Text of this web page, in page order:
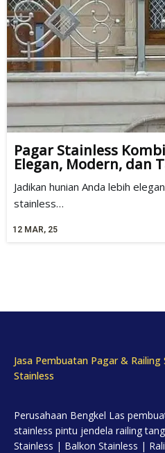
Pagar Stainless
Elegan, Modern, dan
12 MAR, 25
Jadikan hunian Anda lebih
stainless…
Jasa Pembuatan Pagar &
Stainless
Perusahaan Bengkel Las
stainless pintu jendela railing
Stainless | Balkon Stainless |